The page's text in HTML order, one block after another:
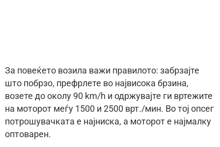
За повеќето возила важи правилото: забрзајте
што побрзо, префрлете во највисока брзина,
возете до околу 90 km/h и одржувајте ги вртежите
на моторот меѓу 1500 и 2500 врт./мин. Во тој опсег
потрошувачката е најниска, а моторот е најмалку
оптоварен.